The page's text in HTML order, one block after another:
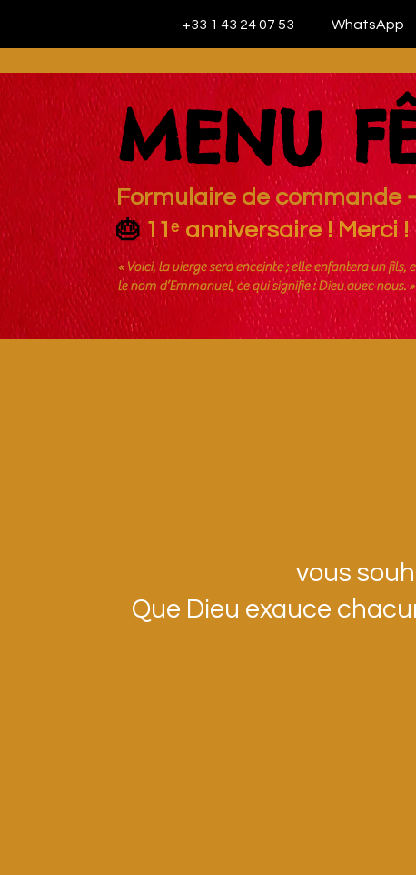
+33 1 43 24 07 53 WhatsApp
MENU
Formulaire de commande
🎂 11ᵉ anniversaire ! Merci !
« Voici, la vierge sera enceinte ; elle enfantera un fils,
le nom d’Emmanuel, ce qui signifie : Dieu avec nous.
vous
Que Dieu exauce